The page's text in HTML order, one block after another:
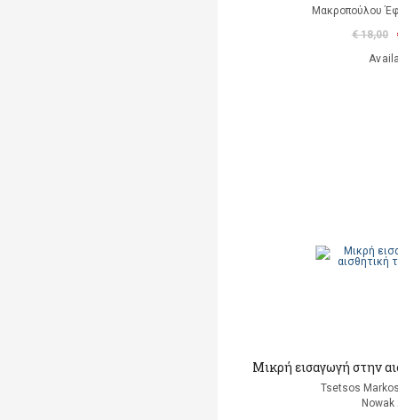
Μακροπούλου
€ 18,00
Μικρή εισαγωγή στην
Tsetsos
Nowak